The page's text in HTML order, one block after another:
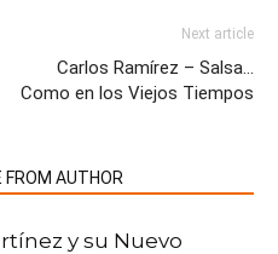
Next article
Carlos Ramírez – Salsa…
Como en los Viejos Tiempos
FROM AUTHOR
y su Nuevo